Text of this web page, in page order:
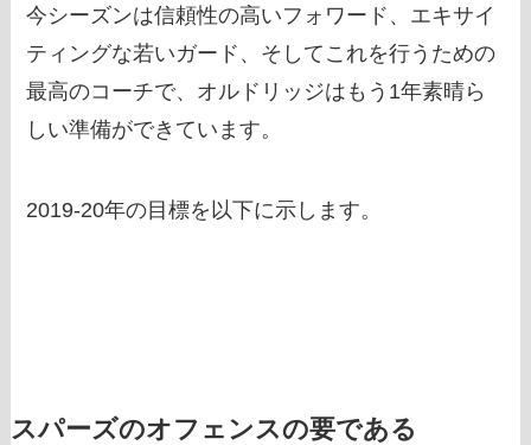
今シーズンは信頼性の高いフォワード、エキサイ
ティングな若いガード、そしてこれを行うための
最高のコーチで、オルドリッジはもう1年素晴ら
しい準備ができています。
2019-20年の目標を以下に示します。
スパーズのオフェンスの要である